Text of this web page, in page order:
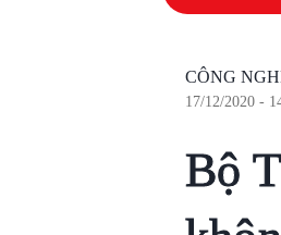
CÔNG
17/12/2020 -
Bộ